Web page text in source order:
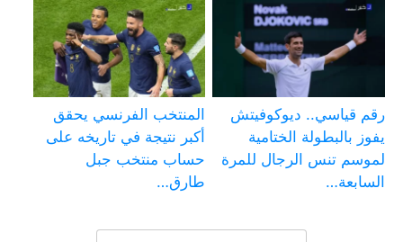
رقم قياسي.. ديوكوفيتش
يفوز بالبطولة الختامية
لموسم تنس الرجال للمرة
السابعة…
المنتخب الفرنسي يحقق
أكبر نتيجة في تاريخه على
حساب منتخب جبل
طارق…